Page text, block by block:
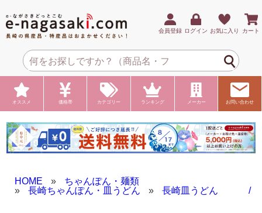
会員登録 ログイン お気に入り カート
オススメ 価格帯 カテゴリー ランキング メーカー お問い合わせ
HOME »
ちゃんぽん・麺類
»
長崎ちゃんぽん・皿うどん » 長崎皿うどん /